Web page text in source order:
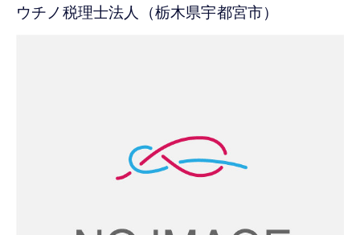
ウチノ税理士法人（栃木県宇都宮市）